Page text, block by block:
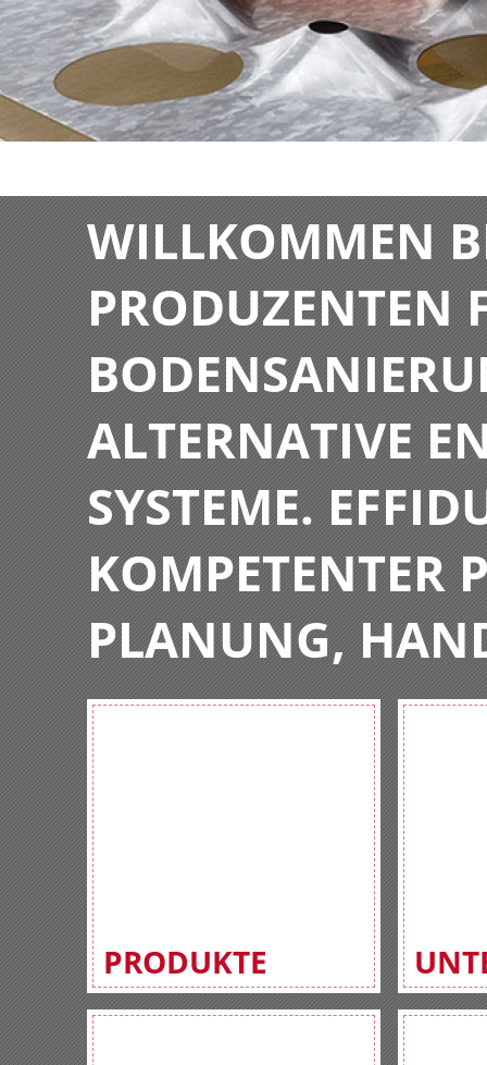
WILLKOMMEN
PRODUZENTEN
ALTERNATIVE
SYSTEME.
KOMPETENTER
PLANUNG,
PRODUKTE